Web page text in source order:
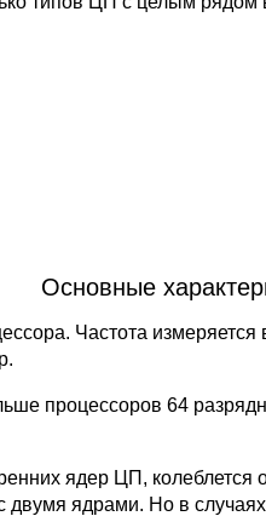
Основные
Частота
процессоров 64
ядер ЦП,
двумя ядрами. Но в